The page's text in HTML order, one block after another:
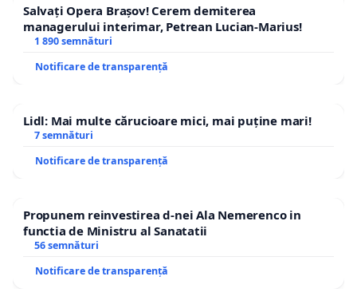
Salvați Opera Brașov! Cerem demiterea
managerului interimar, Petrean Lucian-Marius!
1 890 semnături
Notificare de transparență
Lidl: Mai multe cărucioare mici, mai puține mari!
7 semnături
Notificare de transparență
Propunem reinvestirea d-nei Ala Nemerenco in
functia de Ministru al Sanatatii
56 semnături
Notificare de transparență